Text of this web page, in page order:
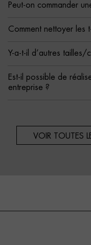
Peut-on commander
Comment nettoyer les
Y-a-t-il d’autres
Est-il possible de
entreprise ?
VOIR TOUTES